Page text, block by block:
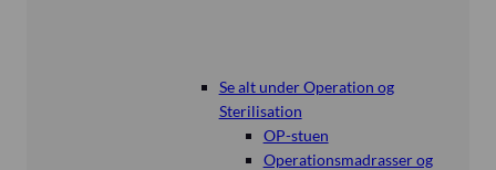
Se alt under Operation og
Sterilisation
OP-stuen
Operationsmadrasser og